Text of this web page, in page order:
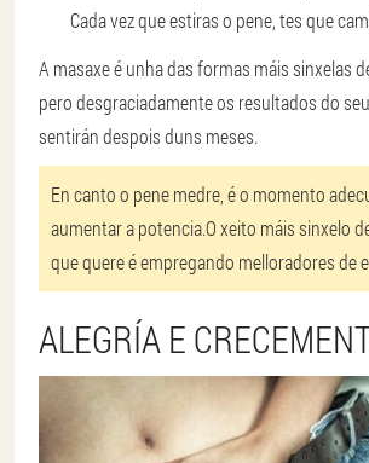
Cada vez que estiras o pene, tes que
A masaxe é unha das formas máis sinxelas
pero desgraciadamente os resultados do
sentirán despois duns meses.
En canto o pene medre, é o momento
aumentar a potencia.O xeito máis sinxelo
que quere é empregando melloradores de
ALEGRÍA E